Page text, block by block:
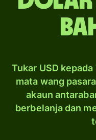
Tukar USD
mata wang
akaun
berbelanja dan